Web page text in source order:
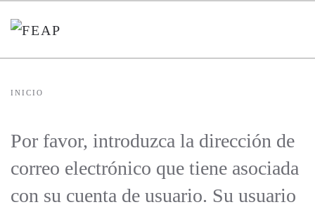
Skip to main content
INICIO
Por favor, introduzca la dirección de
correo electrónico que tiene asociada
con su cuenta de usuario. Su usuario